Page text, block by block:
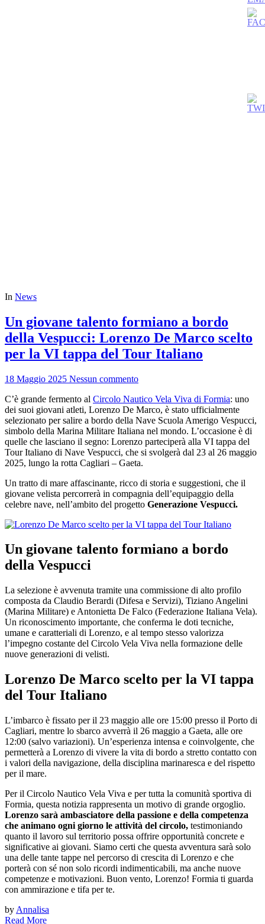
In News
Un giovane talento formiano a bordo
della Vespucci: Lorenzo De Marco scelto
per la VI tappa del Tour Italiano
18 Maggio 2025 Nessun commento
C’è grande fermento al Circolo Nautico Vela Viva di Formia: uno
dei suoi giovani atleti, Lorenzo De Marco, è stato ufficialmente
selezionato per salire a bordo della Nave Scuola Amerigo Vespucci,
simbolo della Marina Militare Italiana nel mondo. L’occasione è di
quelle che lasciano il segno: Lorenzo parteciperà alla VI tappa del
Tour Italiano di Nave Vespucci, che si svolgerà dal 23 al 26 maggio
2025, lungo la rotta Cagliari – Gaeta.
Un tratto di mare affascinante, ricco di storia e suggestioni, che il
giovane velista percorrerà in compagnia dell’equipaggio della
celebre nave, nell’ambito del progetto Generazione Vespucci.
Un giovane talento formiano a bordo
della Vespucci
La selezione è avvenuta tramite una commissione di alto profilo
composta da Claudio Berardi (Difesa e Servizi), Tiziano Angelini
(Marina Militare) e Antonietta De Falco (Federazione Italiana Vela).
Un riconoscimento importante, che conferma le doti tecniche,
umane e caratteriali di Lorenzo, e al tempo stesso valorizza
l’impegno costante del Circolo Vela Viva nella formazione delle
nuove generazioni di velisti.
Lorenzo De Marco scelto per la VI tappa
del Tour Italiano
L’imbarco è fissato per il 23 maggio alle ore 15:00 presso il Porto di
Cagliari, mentre lo sbarco avverrà il 26 maggio a Gaeta, alle ore
12:00 (salvo variazioni). Un’esperienza intensa e coinvolgente, che
permetterà a Lorenzo di vivere la vita di bordo a stretto contatto con
i valori della navigazione, della disciplina marinaresca e del rispetto
per il mare.
Per il Circolo Nautico Vela Viva e per tutta la comunità sportiva di
Formia, questa notizia rappresenta un motivo di grande orgoglio.
Lorenzo sarà ambasciatore della passione e della competenza
che animano ogni giorno le attività del circolo, testimoniando
quanto il lavoro sul territorio possa offrire opportunità concrete e
significative ai giovani. Siamo certi che questa avventura sarà solo
una delle tante tappe nel percorso di crescita di Lorenzo e che
porterà con sé non solo ricordi indimenticabili, ma anche nuove
competenze e motivazioni. Buon vento, Lorenzo! Formia ti guarda
con ammirazione e tifa per te.
by Annalisa
Read More